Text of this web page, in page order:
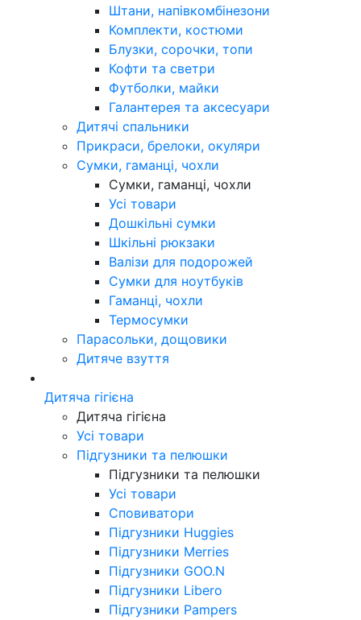
Штани, напівкомбінезони
Комплекти, костюми
Блузки, сорочки, топи
Кофти та светри
Футболки, майки
Галантерея та аксесуари
Дитячі спальники
Прикраси, брелоки, окуляри
Сумки, гаманці, чохли
Сумки, гаманці, чохли
Усі товари
Дошкільні сумки
Шкільні рюкзаки
Валізи для подорожей
Сумки для ноутбуків
Гаманці, чохли
Термосумки
Парасольки, дощовики
Дитяче взуття
Дитяча гігієна
Дитяча гігієна
Усі товари
Підгузники та пелюшки
Підгузники та пелюшки
Усі товари
Сповиватори
Підгузники Huggies
Підгузники Merries
Підгузники GOO.N
Підгузники Libero
Підгузники Pampers